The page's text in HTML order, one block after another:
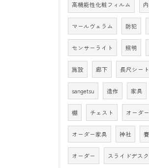
高機能性化粧フィルム
マールヴェラム 防犯
センサーライト 照明
施設 廊下 長尺シート
sangetsu 造作 家具
棚 チェスト オーダ
オーダー家具 神社
オーダー スライドデスク